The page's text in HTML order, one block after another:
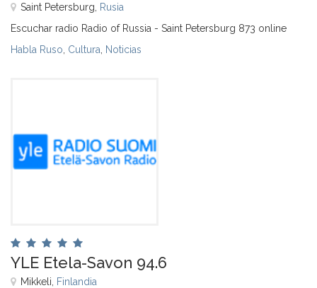
Saint Petersburg, Rusia
Escuchar radio Radio of Russia - Saint Petersburg 873 online
Habla Ruso Cultura Noticias
YLE Etela-Savon 94.6
Mikkeli, Finlandia